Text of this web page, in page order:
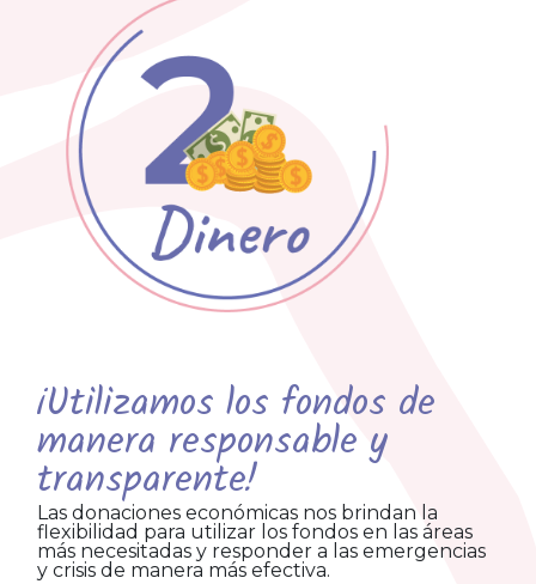
¡Utilizamos los fondos de
manera responsable y
transparente!
Las donaciones económicas nos brindan la
flexibilidad para utilizar los fondos en las áreas
más necesitadas y responder a las emergencias
y crisis de manera más efectiva.